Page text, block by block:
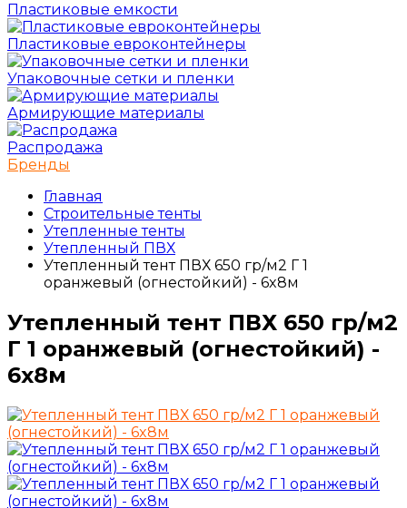
Пластиковые емкости
Пластиковые евроконтейнеры
Упаковочные сетки и пленки
Армирующие материалы
Распродажа
Бренды
Главная
Строительные тенты
Утепленные тенты
Утепленный ПВХ
Утепленный тент ПВХ 650 гр/м2 Г 1
оранжевый (огнестойкий) - 6x8м
Утепленный тент ПВХ 650 гр/м2
Г 1 оранжевый (огнестойкий) -
6x8м